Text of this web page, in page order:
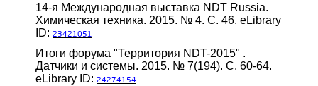
14-я Международная выставка NDT Russia.
Химическая техника. 2015. № 4. С. 46. eLibrary
ID: 23421051
Итоги форума "Территория NDT-2015" .
Датчики и системы. 2015. № 7(194). С. 60-64.
eLibrary ID: 24274154